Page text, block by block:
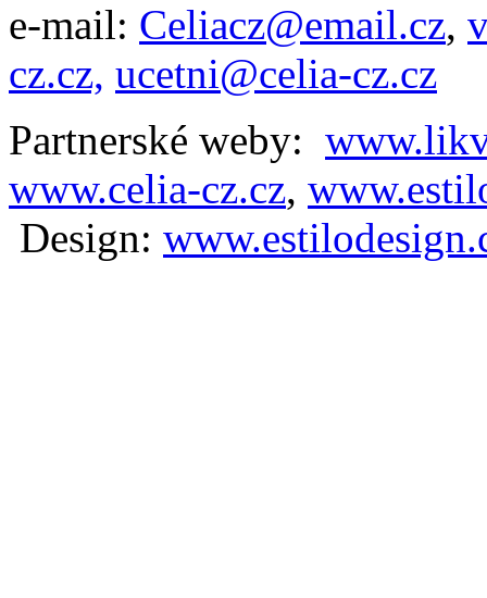
e-mail: Celiacz@email.cz,
cz.cz, ucetni@celia-cz.cz
Partnerské weby:
www.celia-cz.cz,
Design: